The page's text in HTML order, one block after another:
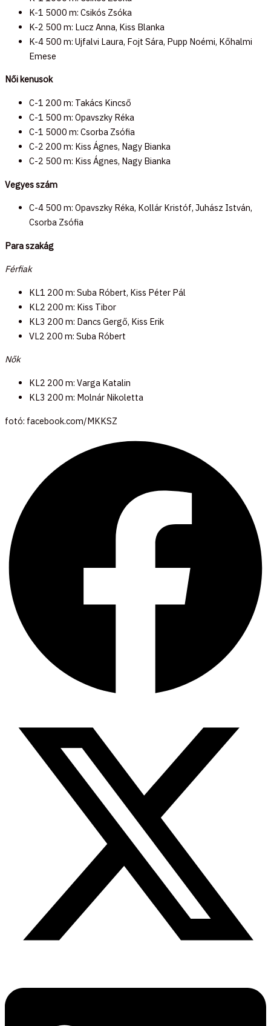
K-1 5000 m: Csikós Zsóka
K-2 500 m: Lucz Anna, Kiss Blanka
K-4 500 m: Ujfalvi Laura, Fojt Sára, Pupp Noémi, Kőhalmi
Emese
Női kenusok
C-1 200 m: Takács Kincső
C-1 500 m: Opavszky Réka
C-1 5000 m: Csorba Zsófia
C-2 200 m: Kiss Ágnes, Nagy Bianka
C-2 500 m: Kiss Ágnes, Nagy Bianka
Vegyes szám
C-4 500 m: Opavszky Réka, Kollár Kristóf, Juhász István,
Csorba Zsófia
Para szakág
Férfiak
KL1 200 m: Suba Róbert, Kiss Péter Pál
KL2 200 m: Kiss Tibor
KL3 200 m: Dancs Gergő, Kiss Erik
VL2 200 m: Suba Róbert
Nők
KL2 200 m: Varga Katalin
KL3 200 m: Molnár Nikoletta
fotó: facebook.com/MKKSZ